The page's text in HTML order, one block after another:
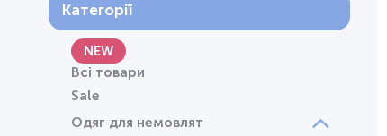
Категорії
NEW
Всі товари
Sale
Одяг для немовлят